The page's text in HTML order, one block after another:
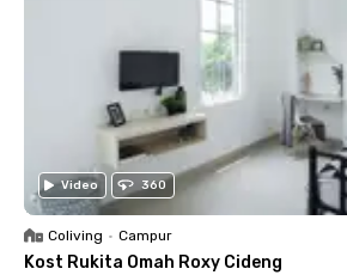
Video 360
Coliving • Campur
Kost Rukita Omah Roxy Cideng